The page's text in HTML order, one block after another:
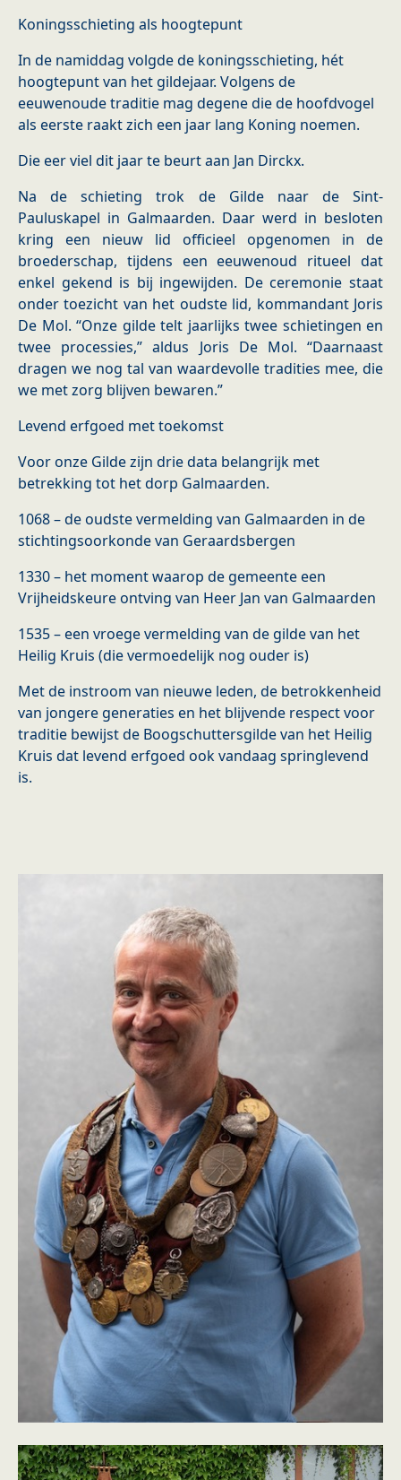
Koningsschieting als hoogtepunt
In de namiddag volgde de koningsschieting, hét
hoogtepunt van het gildejaar. Volgens de
eeuwenoude traditie mag degene die de hoofdvogel
als eerste raakt zich een jaar lang Koning noemen.
Die eer viel dit jaar te beurt aan Jan Dirckx.
Na de schieting trok de Gilde naar de Sint-
Pauluskapel in Galmaarden. Daar werd in besloten
kring een nieuw lid officieel opgenomen in de
broederschap, tijdens een eeuwenoud ritueel dat
enkel gekend is bij ingewijden. De ceremonie staat
onder toezicht van het oudste lid, kommandant Joris
De Mol. “Onze gilde telt jaarlijks twee schietingen en
twee processies,” aldus Joris De Mol. “Daarnaast
dragen we nog tal van waardevolle tradities mee, die
we met zorg blijven bewaren.”
Levend erfgoed met toekomst
Voor onze Gilde zijn drie data belangrijk met
betrekking tot het dorp Galmaarden.
1068 – de oudste vermelding van Galmaarden in de
stichtingsoorkonde van Geraardsbergen
1330 – het moment waarop de gemeente een
Vrijheidskeure ontving van Heer Jan van Galmaarden
1535 – een vroege vermelding van de gilde van het
Heilig Kruis (die vermoedelijk nog ouder is)
Met de instroom van nieuwe leden, de betrokkenheid
van jongere generaties en het blijvende respect voor
traditie bewijst de Boogschuttersgilde van het Heilig
Kruis dat levend erfgoed ook vandaag springlevend
is.